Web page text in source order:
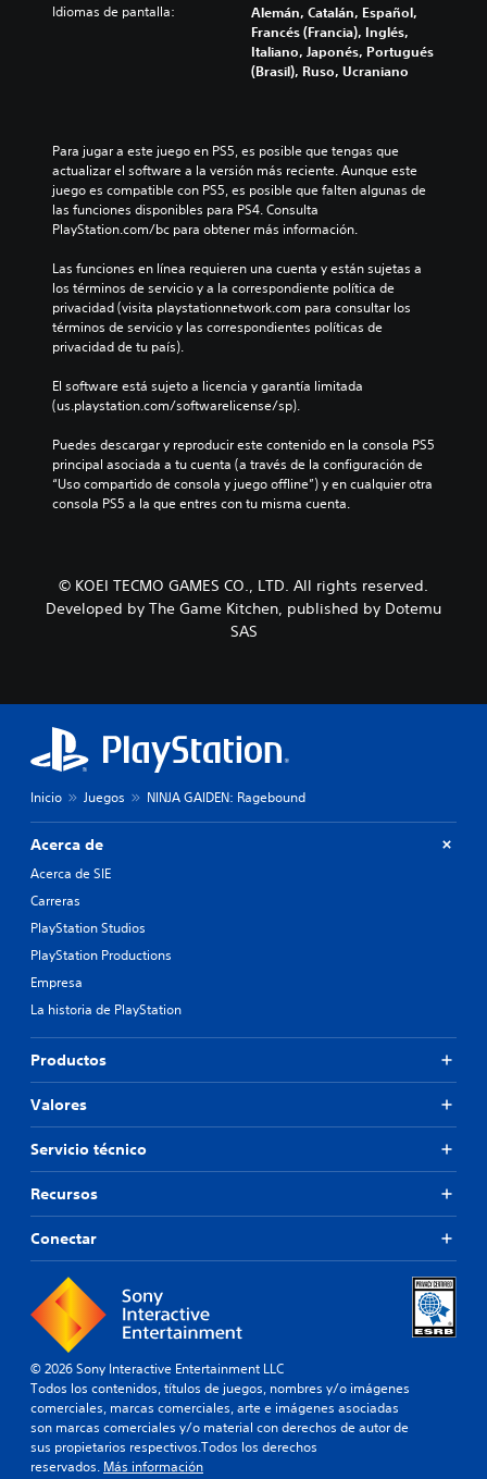
Idiomas de pantalla:
Alemán, Catalán, Español,
Francés (Francia), Inglés,
Italiano, Japonés, Portugués
(Brasil), Ruso, Ucraniano
Para jugar a este juego en PS5, es posible que tengas que
actualizar el software a la versión más reciente. Aunque este
juego es compatible con PS5, es posible que falten algunas de
las funciones disponibles para PS4. Consulta
PlayStation.com/bc para obtener más información.
Las funciones en línea requieren una cuenta y están sujetas a
los términos de servicio y a la correspondiente política de
privacidad (visita playstationnetwork.com para consultar los
términos de servicio y las correspondientes políticas de
privacidad de tu país).
El software está sujeto a licencia y garantía limitada
(us.playstation.com/softwarelicense/sp).
Puedes descargar y reproducir este contenido en la consola PS5
principal asociada a tu cuenta (a través de la configuración de
“Uso compartido de consola y juego offline”) y en cualquier otra
consola PS5 a la que entres con tu misma cuenta.
© KOEI TECMO GAMES CO., LTD. All rights reserved.
Developed by The Game Kitchen, published by Dotemu
SAS
Inicio Juegos NINJA GAIDEN: Ragebound
Acerca de
Acerca de SIE
Carreras
PlayStation Studios
PlayStation Productions
Empresa
La historia de PlayStation
Productos
Valores
Servicio técnico
Recursos
Conectar
© 2026 Sony Interactive Entertainment LLC
Todos los contenidos, títulos de juegos, nombres y/o imágenes
comerciales, marcas comerciales, arte e imágenes asociadas
son marcas comerciales y/o material con derechos de autor de
sus propietarios respectivos.Todos los derechos
reservados. Más información